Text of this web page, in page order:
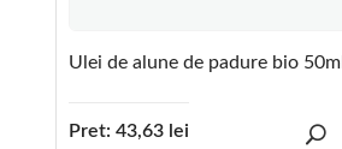
Ulei de alune de padure bio 50ml
Pret: 43,63 lei